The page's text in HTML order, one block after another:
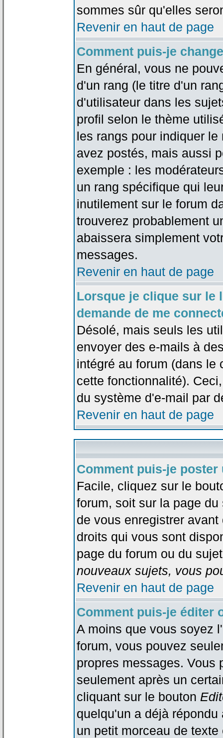
sommes sûr qu'elles
Revenir en haut de page
Comment puis-je
En général, vous ne
d'un rang (le titre d'un
d'utilisateur dans les
profil selon le thème
les rangs pour indiquer
avez postés, mais aussi
exemple : les
un rang spécifique qui
inutilement sur le forum
trouverez probablement
abaissera simplement
messages.
Revenir en haut de page
Lorsque je clique sur le
demande de me
Désolé, mais seuls les
envoyer des e-mails à
intégré au forum (dans le
cette fonctionnalité).
du système d'e-mail par
Revenir en haut de page
Comment puis-je
Facile, cliquez sur le
forum, soit sur la page
de vous enregistrer
droits qui vous sont
page du forum ou du
nouveaux sujets, vous
Revenir en haut de page
Comment puis-je éditer
A moins que vous soyez
forum, vous pouvez
propres messages. Vous
seulement après un
cliquant sur le bouton
quelqu'un a déjà
un petit morceau de